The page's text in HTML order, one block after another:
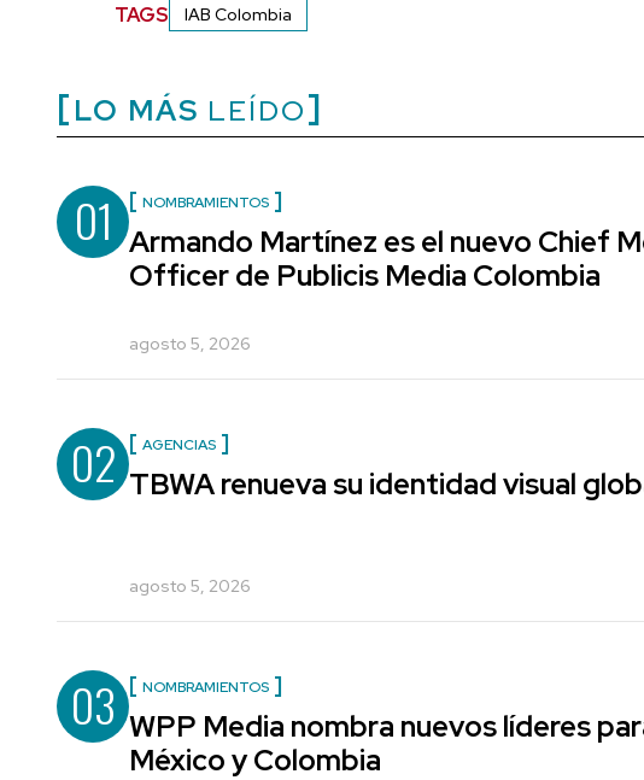
TAGS IAB Colombia
LO MÁS LEÍDO
01 NOMBRAMIENTOS
Armando Martínez es el nuevo Chief
Officer de Publicis Media Colombia
agosto 5, 2026
02 AGENCIAS
TBWA renueva su identidad visual
agosto 5, 2026
03 NOMBRAMIENTOS
WPP Media nombra nuevos líderes
México y Colombia